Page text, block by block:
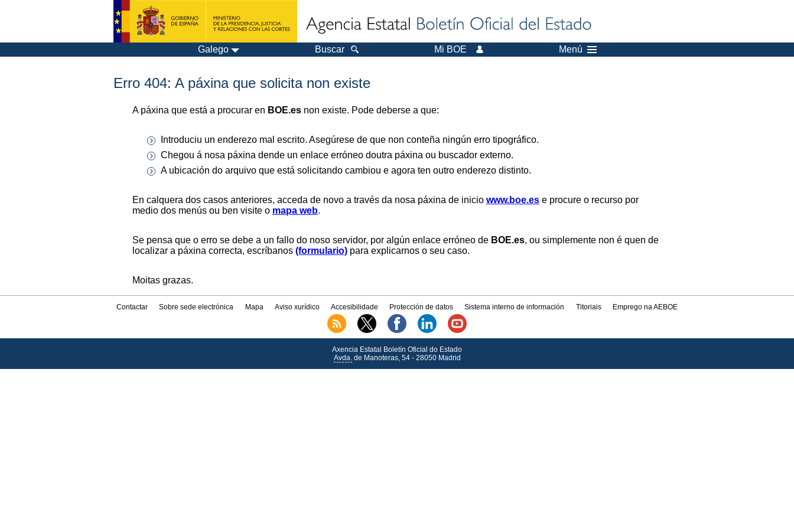
Galego Buscar Mi BOE Menú
Erro 404: A páxina que solicita non existe
A páxina que está a procurar en BOE.es non existe. Pode deberse a que:
Introduciu un enderezo mal escrito. Asegúrese de que non conteña ningún erro tipográfico.
Chegou á nosa páxina dende un enlace erróneo doutra páxina ou buscador externo.
A ubicación do arquivo que está solicitando cambiou e agora ten outro enderezo distinto.
En calquera dos casos anteriores, acceda de novo a través da nosa páxina de inicio www.boe.es e procure o recurso por
medio dos menús ou ben visite o mapa web.
Se pensa que o erro se debe a un fallo do noso servidor, por algún enlace erróneo de BOE.es, ou simplemente non é quen de
localizar a páxina correcta, escríbanos (formulario) para explicarnos o seu caso.
Moitas grazas.
Contactar Sobre sede electrónica Mapa Aviso xurídico Accesibilidade Protección de datos Sistema interno de información Titoriais Emprego na AEBOE
Axencia Estatal Boletín Oficial do Estado
Avda.de Manoteras, 54 - 28050 Madrid